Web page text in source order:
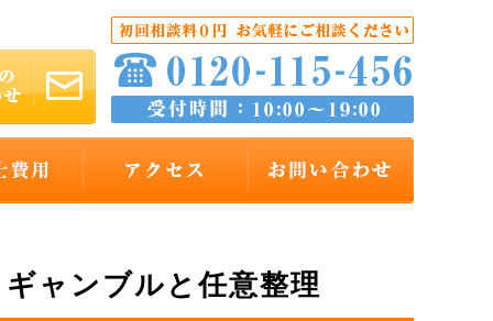
ャンブルと任意整理